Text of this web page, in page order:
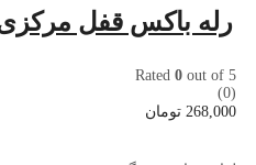
رله باکس قفل مرکزی
Rated 0 out of 5
(0)
268,000 تومان